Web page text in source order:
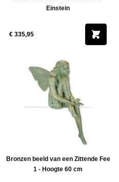
Einstein
€ 335,95
Bronzen beeld van een Zittende Fee
1 - Hoogte 60 cm